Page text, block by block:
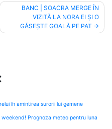
BANC | SOACRA MERGE ÎN
VIZITĂ LA NORA EI ȘI O
GĂSEȘTE GOALĂ PE PAT
în amintirea surorii lui gemene
Prognoza meteo pentru luna